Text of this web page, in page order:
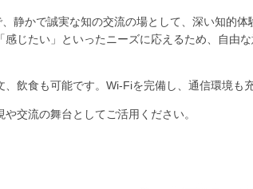
静かで誠実な知の交流の場として、深い知的
じたい」といったニーズに応えるため、自由
飲食も可能です。Wi-Fiを完備し、通信環境も
交流の舞台としてご活用ください。